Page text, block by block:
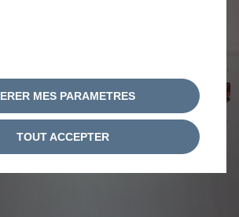
GERER MES PARAMETRES
TOUT ACCEPTER